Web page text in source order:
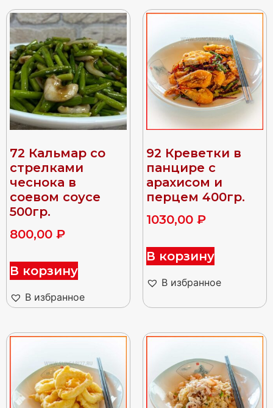
72 Кальмар со
стрелками
чеснока в
соевом соусе
500гр.
800,00 ₽
В корзину
В избранное
92 Креветки в
панцире с
арахисом и
перцем 400гр.
1030,00 ₽
В корзину
В избранное